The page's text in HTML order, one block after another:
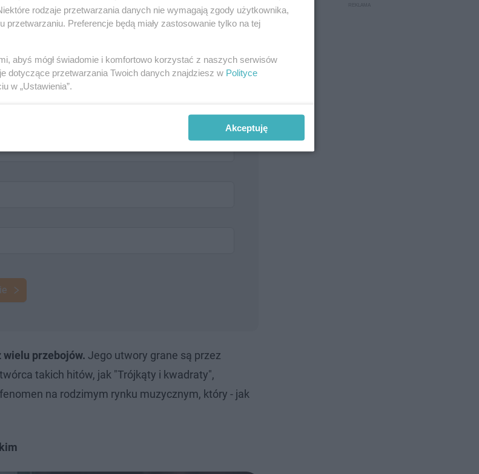
drugi dzień, mam swój
wielu przebojów. Jego utwory grane są przez
takich hitów, jak "Trójkąty i kwadraty",
na rodzimym rynku muzycznym, który - jak
rodzaje przetwarzania danych nie wymagają zgody użytkownika,
Preferencje będą miały zastosowanie tylko na tej
abyś mógł świadomie i komfortowo korzystać z naszych serwisów
dotyczące przetwarzania Twoich danych znajdziesz w Polityce
w „Ustawienia”.
Akceptuję